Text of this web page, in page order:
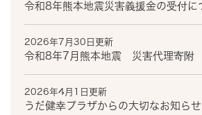
令和8年熊本地震災害義援金の受付に
2026年7月30日更新
令和8年7月熊本地震 災害代理寄附
2026年4月1日更新
うだ健幸プラザからの大切なお知らせ